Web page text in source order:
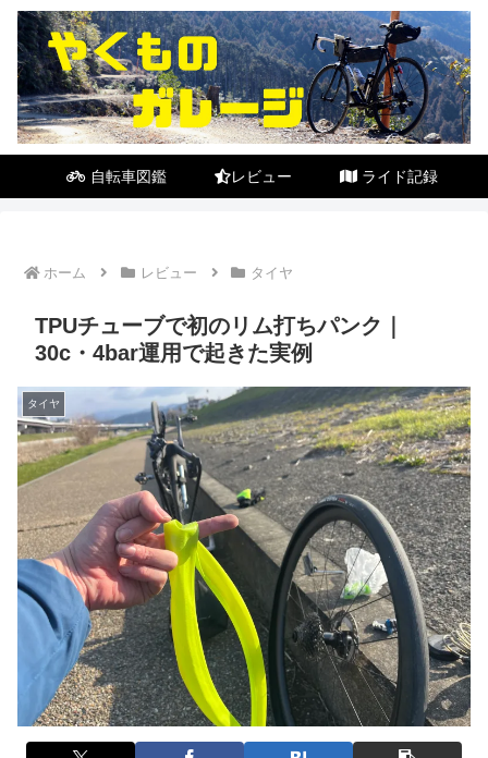
自転車図鑑 レビュー ライド記録
ホーム レビュー タイヤ
TPUチューブで初のリム打ちパンク｜
30c・4bar運用で起きた実例
タイヤ